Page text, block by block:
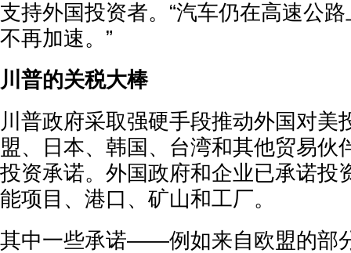
支持外国投资者。“汽车仍在高速公
不再加速。”
川普的关税大棒
川普政府采取强硬手段推动外国对美
盟、日本、韩国、台湾和其他贸易伙
投资承诺。外国政府和企业已承诺投
能项目、港口、矿山和工厂。
其中一些承诺——例如来自欧盟的